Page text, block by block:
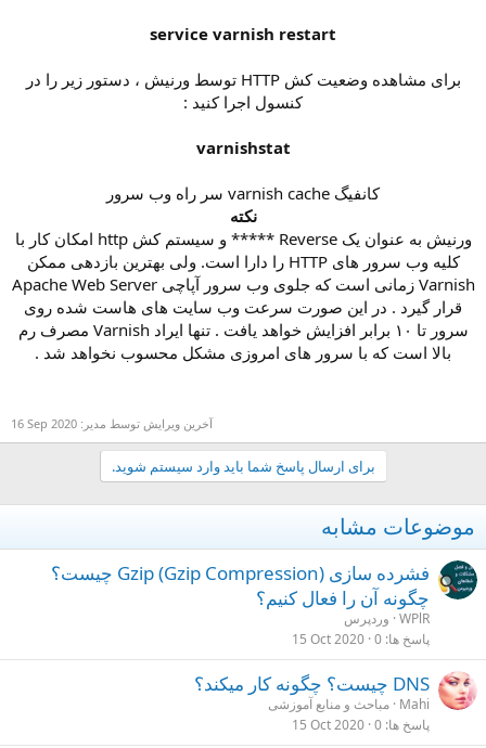
service varnish restart
برای مشاهده وضعیت کش HTTP توسط ورنیش ، دستور زیر را در
کنسول اجرا کنید :
varnishstat
کانفیگ varnish cache سر راه وب سرور
نکته
ورنیش به عنوان یک Reverse ***** و سیستم کش http امکان کار با
کلیه وب سرور های HTTP را دارا است. ولی بهترین بازدهی ممکن
Varnish زمانی است که جلوی وب سرور آپاچی Apache Web Server
قرار گیرد . در این صورت سرعت وب سایت های هاست شده روی
سرور تا ۱۰ برابر افزایش خواهد یافت . تنها ایراد Varnish مصرف رم
بالا است که با سرور های امروزی مشکل محسوب نخواهد شد .
آخرین ویرایش توسط مدیر: 16 Sep 2020
برای ارسال پاسخ شما باید وارد سیستم شوید.
موضوعات مشابه
فشرده سازی Gzip (Gzip Compression) چیست؟
چگونه آن را فعال کنیم؟
WPlR وردپرس
پاسخ ها 0
15 Oct 2020
DNS چیست؟ چگونه کار میکند؟
Mahi مباحث و منابع آموزشی
پاسخ ها 0
15 Oct 2020